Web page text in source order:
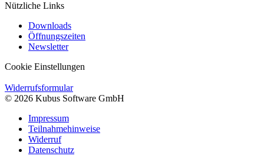
Nützliche Links
Downloads
Öffnungszeiten
Newsletter
Cookie Einstellungen
Widerrufsformular
© 2026 Kubus Software GmbH
Impressum
Teilnahmehinweise
Widerruf
Datenschutz